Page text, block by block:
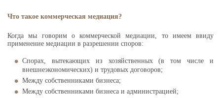
Что такое коммерческая медиация?
Когда мы говорим о коммерческой медиации, то имеем ввиду
применение медиации в разрешении споров:
Спорах, вытекающих из хозяйственных (в том числе и
внешнеэкономических) и трудовых договоров;
Между собственниками бизнеса;
Между собственниками бизнеса и администрацией;